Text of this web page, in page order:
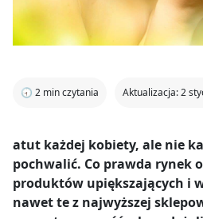
🕣 2 min czytania Aktualizacja: 2
atut każdej kobiety, ale nie
pochwalić. Co prawda rynek
produktów upiększających i
nawet te z najwyższej